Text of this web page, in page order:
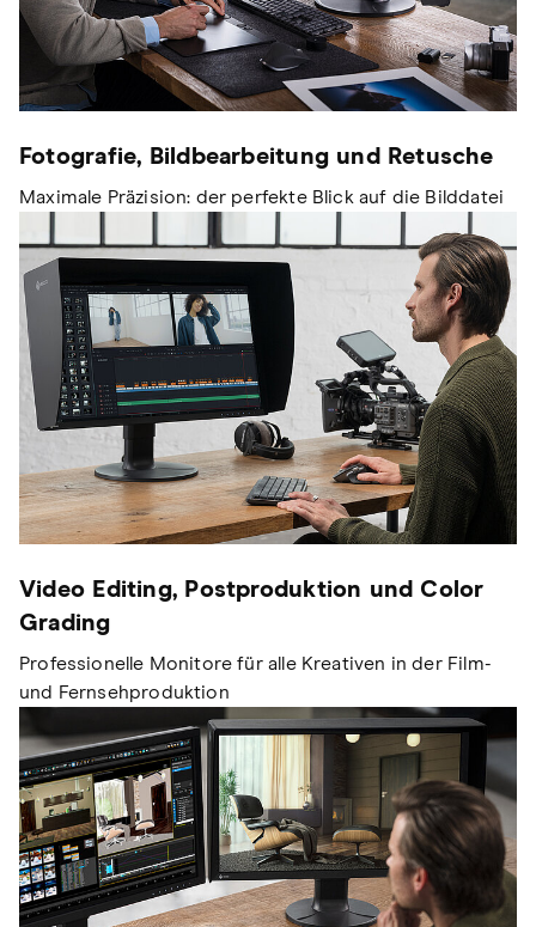
Fotografie, Bildbearbeitung und Retusche
Maximale Präzision: der perfekte Blick auf die Bilddatei
Video Editing, Postproduktion und Color
Grading
Professionelle Monitore für alle Kreativen in der Film-
und Fernsehproduktion